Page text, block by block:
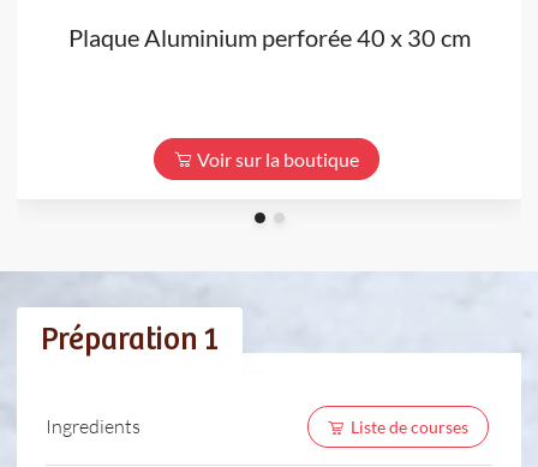
Plaque Aluminium perforée 40 x 30 cm
Voir sur la boutique
Préparation 1
Ingredients Liste de courses